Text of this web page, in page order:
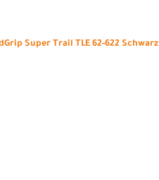
Super Trail TLE 62-622 Schwarz